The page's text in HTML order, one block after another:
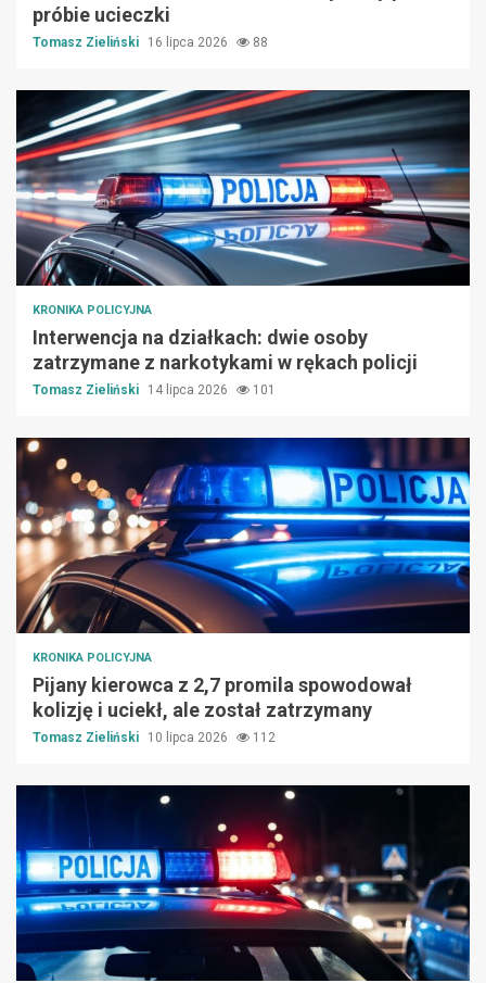
próbie ucieczki
Tomasz Zieliński 16 lipca 2026 88
KRONIKA POLICYJNA
Interwencja na działkach: dwie osoby
zatrzymane z narkotykami w rękach policji
Tomasz Zieliński 14 lipca 2026 101
KRONIKA POLICYJNA
Pijany kierowca z 2,7 promila spowodował
kolizję i uciekł, ale został zatrzymany
Tomasz Zieliński 10 lipca 2026 112